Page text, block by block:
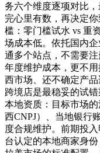
务六个维度逐项对比
完心里有数，再决定
槛：零门槛试水 vs 重
场成本低。依托国内
通多个站点，不需要
年度维护成本，更不
西市场、还不确定产
跨境店是最稳妥的试
本地资质：目标市场
西CNPJ）、当地银行
度合规维护。前期投
台认定的本地商家身